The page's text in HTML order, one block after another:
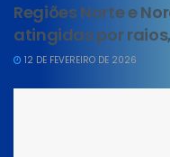
Regiões Norte e
atingidas por
12 DE FEVEREIRO DE 2026